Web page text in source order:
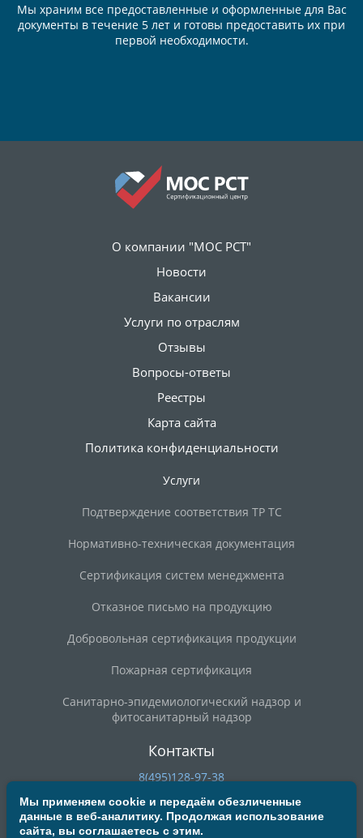
Мы храним все предоставленные и оформленные для Вас
документы в течение 5 лет и готовы предоставить их при
первой необходимости.
О компании "МОС РСТ"
Новости
Вакансии
Услуги по отраслям
Отзывы
Вопросы-ответы
Реестры
Карта сайта
Политика конфиденциальности
Услуги
Подтверждение соответствия ТР ТС
Нормативно-техническая документация
Сертификация систем менеджмента
Отказное письмо на продукцию
Добровольная сертификация продукции
Пожарная сертификация
Санитарно-эпидемиологический надзор и
фитосанитарный надзор
Контакты
8(495)128-97-38
8(800)200-90-59
deal@mosrst.ru
Мы применяем cookie и передаём обезличенные
данные в веб-аналитику. Продолжая использование
сайта, вы соглашаетесь с этим.